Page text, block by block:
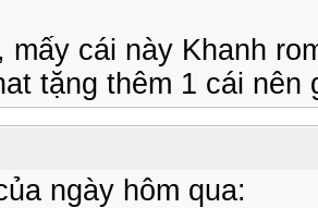
mấy cái này Khanh
tặng thêm 1 cái
ngày hôm qua: